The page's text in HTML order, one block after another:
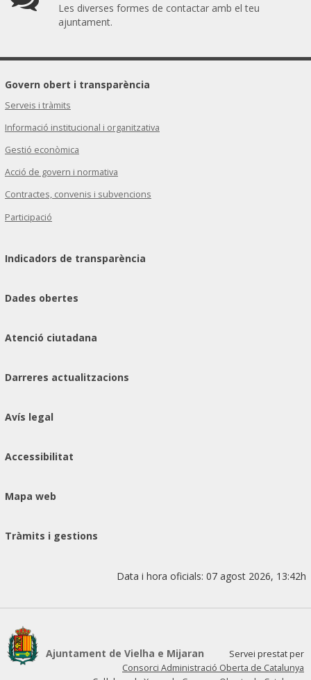
Les diverses formes de contactar amb el teu
ajuntament.
Govern obert i transparència
Serveis i tràmits
Informació institucional i organitzativa
Gestió econòmica
Acció de govern i normativa
Contractes, convenis i subvencions
Participació
Indicadors de transparència
Dades obertes
Atenció ciutadana
Darreres actualitzacions
Avís legal
Accessibilitat
Mapa web
Tràmits i gestions
Data i hora oficials: 07 agost 2026, 13:42h
Ajuntament de Vielha e Mijaran
Servei prestat per
Consorci Administració Oberta de Catalunya